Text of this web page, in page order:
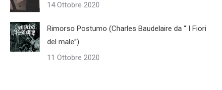
14 Ottobre 2020
Rimorso Postumo (Charles Baudelaire da “ I Fiori
del male”)
11 Ottobre 2020